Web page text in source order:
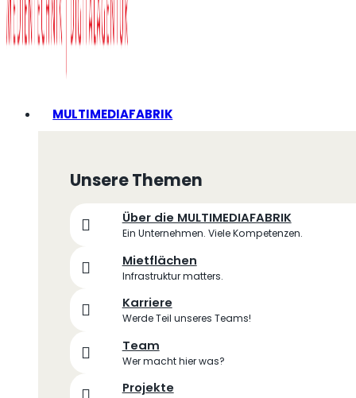
MULTIMEDIAFABRIK
Unsere Themen
Über die MULTIMEDIAFABRIK
Ein Unternehmen. Viele Kompetenzen.
Mietflächen
Infrastruktur matters.
Karriere
Werde Teil unseres Teams!
Team
Wer macht hier was?
Projekte